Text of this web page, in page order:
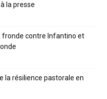
la presse
fronde contre Infantino et
la résilience pastorale en